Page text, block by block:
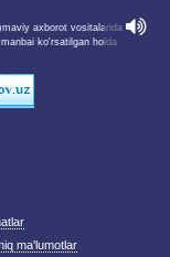
axborot vositalarida
ko'rsatilgan holda
ma'lumotlar